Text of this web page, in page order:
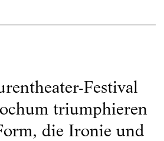
Festival
triumphieren
die Ironie und